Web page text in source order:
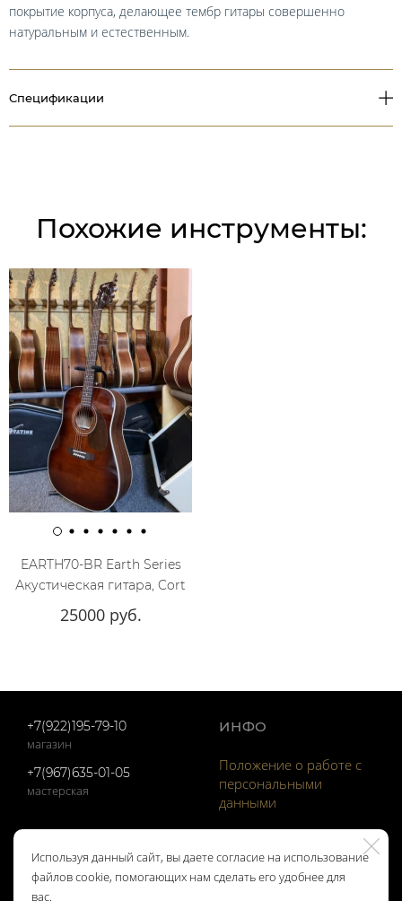
покрытие корпуса, делающее тембр гитары совершенно
натуральным и естественным.
Спецификации
Похожие инструменты:
EARTH70-BR Earth Series
Акустическая гитара, Cort
25000 руб.
+7(922)195-79-10
магазин
+7(967)635-01-05
мастерская
ИНФО
Положение о работе с
персональными
данными
ОТЗЫВЫ
Отзывы Google
КОНТАКТЫ
Используя данный сайт, вы даете согласие на использование
файлов cookie, помогающих нам сделать его удобнее для
вас.